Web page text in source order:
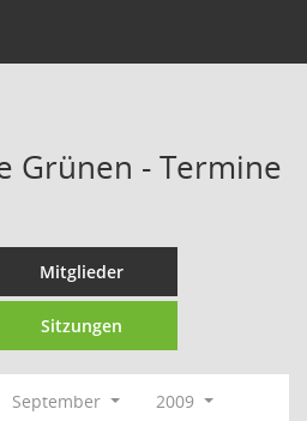
Grünen - Termine
Mitglieder
Sitzungen
September
2009